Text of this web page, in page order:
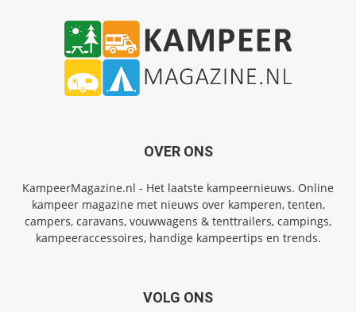
OVER ONS
KampeerMagazine.nl - Het laatste kampeernieuws. Online
kampeer magazine met nieuws over kamperen, tenten,
campers, caravans, vouwwagens & tenttrailers, campings,
kampeeraccessoires, handige kampeertips en trends.
VOLG ONS